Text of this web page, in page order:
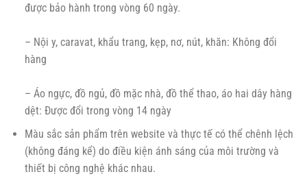
được bảo hành trong vòng 60 ngày.
– Nội y, caravat, khẩu trang, kẹp, nơ, nút, khăn: Không đổi
hàng
– Áo ngực, đồ ngủ, đồ mặc nhà, đồ thể thao, áo hai dây hàng
dệt: Được đổi trong vòng 14 ngày
Màu sắc sản phẩm trên website và thực tế có thể chênh lệch
(không đáng kể) do điều kiện ánh sáng của môi trường và
thiết bị công nghệ khác nhau.